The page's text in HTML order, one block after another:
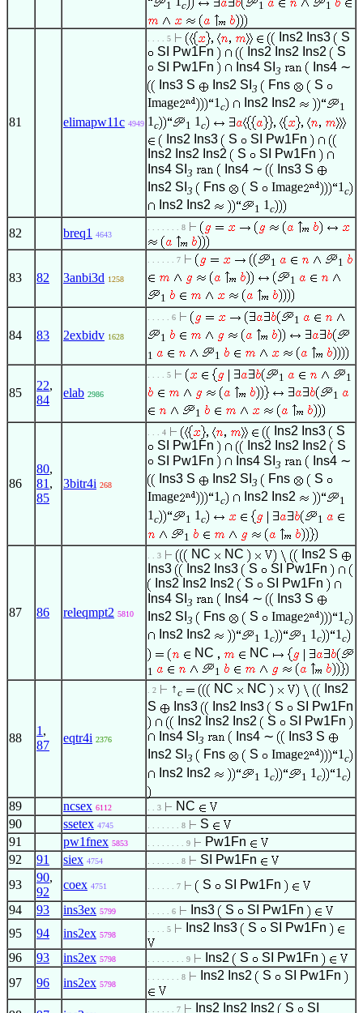
1 c 1 1
81 elimapw11c 4949
. . . . 5 Ins2 Ins3
S
SI
Pw1Fn Ins2 Ins2 Ins2
S
SI
Pw1Fn Ins4 SI 3 Ins4 ∼
Ins3 S Ins2 SI 3 Fns
S
Image
1 c Ins2 Ins2 1
1 c 1 1 c
Ins2 Ins3 S SI
Pw1Fn
Ins2 Ins2 Ins2 S SI
Pw1Fn
Ins4 SI 3 Ins4 ∼ Ins3 S
Ins2 SI 3 Fns S Image 1 c
Ins2 Ins2 1 1 c
82 breq1 4643
. . . . . . . 8
83 82 3anbi3d 1258
. . . . . . 7 1
1
1
1
84 83 2exbidv 1628
. . . . . 6
1
1
1
1
85
22,
84
elab 2986
. . . . 5 1
1
1
1
86
80,
81 ,
85
3bitr4i 268
. . . 4 Ins2 Ins3
S
SI
Pw1Fn Ins2 Ins2 Ins2
S
SI
Pw1Fn Ins4 SI 3 Ins4 ∼
Ins3 S Ins2 SI 3 Fns
S
Image
1 c Ins2 Ins2 1
1 c 1 1 c
1
1
87 86 releqmpt2 5810
. . 3 NC NC Ins2 S
Ins3
Ins2 Ins3 S SI
Pw1Fn
Ins2 Ins2 Ins2 S SI
Pw1Fn
Ins4 SI 3 Ins4 ∼ Ins3 S
Ins2 SI 3 Fns S Image 1 c
Ins2 Ins2 1 1 c 1 1 c 1 c
NC NC
1 1
88
1 ,
87
eqtr4i 2376
. 2 ↑c NC NC
Ins2
S
Ins3 Ins2 Ins3 S SI
Pw1Fn
Ins2 Ins2 Ins2 S SI
Pw1Fn
Ins4 SI 3 Ins4 ∼ Ins3 S
Ins2 SI 3 Fns S Image 1 c
Ins2 Ins2 1 1 c 1 1 c 1 c
89 ncsex 6112 . . 3
NC
90
ssetex 4745 . . . . . . . 8
S
91
pw1fnex 5853 . . . . . . . . 9
Pw1Fn
92
91 siex 4754 . . . . . . . 8 SI
Pw1Fn
93
90,
92
coex 4751 . . . . . . 7 S SI
Pw1Fn
94
93 ins3ex 5799 . . . . . 6 Ins3 S SI
Pw1Fn
95
94 ins2ex 5798
. . . . 5 Ins2 Ins3 S SI Pw1Fn
96 93 ins2ex 5798 . . . . . . . . 9 Ins2 S SI
Pw1Fn
97
96 ins2ex 5798
. . . . . . . 8 Ins2 Ins2 S SI Pw1Fn
. . . . . . 7 Ins2 Ins2 Ins2 S
SI